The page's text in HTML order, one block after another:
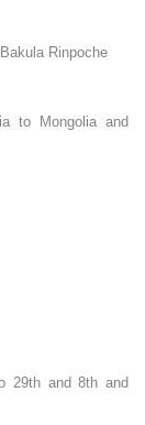
Rinpoche
to Mongolia and
29th and 8th and